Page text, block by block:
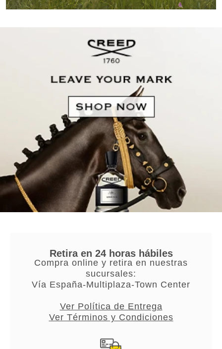
Retira en 24 horas hábiles
Compra online y retira en nuestras
sucursales:
Vía España-Multiplaza-Town Center
Ver Política de Entrega
Ver Términos y Condiciones